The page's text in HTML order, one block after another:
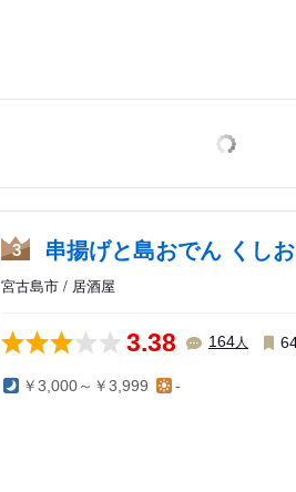
3 串揚げと島おでん くしお
宮古島市 / 居酒屋
3.38 164人
￥3,000～￥3,999 -